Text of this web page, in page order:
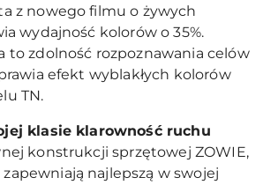
z nowego filmu o żywych
wydajność kolorów o 35%.
to zdolność rozpoznawania celów
efekt wyblakłych kolorów
TN.
klasie klarowność ruchu
konstrukcji sprzętowej ZOWIE,
najlepszą w swojej